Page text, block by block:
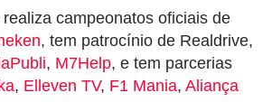
campeonatos oficiais de
, tem patrocínio de Realdrive,
, M7Help, e tem parcerias
, Elleven TV, F1 Mania, Aliança